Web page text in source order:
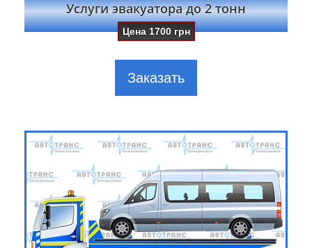
Услуги эвакуатора до 2 тонн
Цена1700 грн
Заказать